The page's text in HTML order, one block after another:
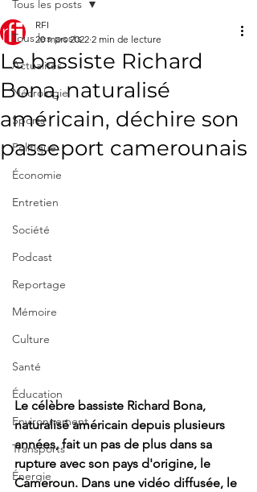
Tous les posts
Actualités
Nécrologie
Sports
Politique
Économie
Entretien
Société
Podcast
Reportage
Mémoire
Culture
Santé
Éducation
Environnement
Transports
Énergie
Tous les posts
Le bassiste Richard
Bona, naturalisé
américain, déchire son
passeport camerounais
RFI
20 mars 2022 2 min de lecture
Le célèbre bassiste Richard Bona,
naturalisé américain depuis plusieurs
années, fait un pas de plus dans sa
rupture avec son pays d'origine, le
Cameroun. Dans une vidéo diffusée, le